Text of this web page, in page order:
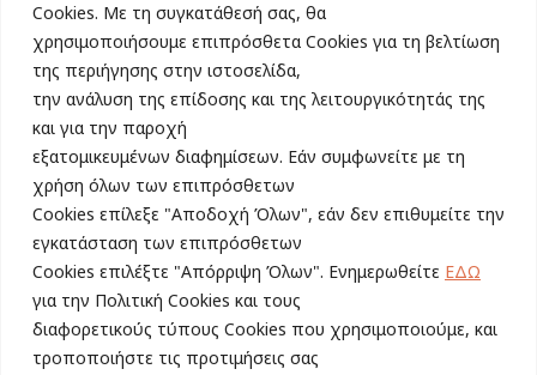
Cookies. Με τη συγκατάθεσή σας, θα
χρησιμοποιήσουμε επιπρόσθετα Cookies για τη βελτίωση
της περιήγησης στην ιστοσελίδα,
την ανάλυση της επίδοσης και της λειτουργικότητάς της
και για την παροχή
εξατομικευμένων διαφημίσεων. Εάν συμφωνείτε με τη
χρήση όλων των επιπρόσθετων
Cookies επίλεξε "Αποδοχή Όλων", εάν δεν επιθυμείτε την
εγκατάσταση των επιπρόσθετων
Cookies επιλέξτε "Απόρριψη Όλων". Ενημερωθείτε ΕΔΩ
για την Πολιτική Cookies και τους
διαφορετικούς τύπους Cookies που χρησιμοποιούμε, και
τροποποιήστε τις προτιμήσεις σας
deltio tipou Byadmin 30/09/2024
Αθήνα, 30 Σεπτεμβρίου 2024
Γιορτάζουμε τη δύναμη των κύκλων μας
και των εθελοντριών μας, με μια μεγάλη
γιορτή! #CirclesPower #GirlsPower Η
οργάνωση για την ενδυνάμωση των
γυναικών leanin.org ανακοίνωσε πριν
λίγες μέρες την κατάκτηση ενός
σπουδαίου στόχου, στα 11 χρόνια
λειτουργίας της, τη δημιουργία 100,00
κύκλων γυναικών, σε 180 χώρες στον
κόσμο. Ειδικότερα στην Ελλάδα,…